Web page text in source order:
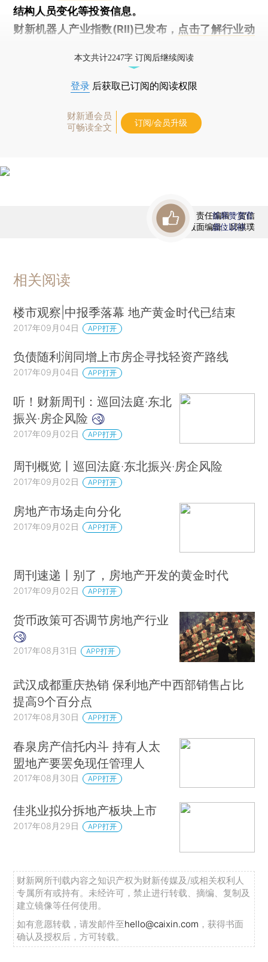
结构人员变化等投资信息。
财新机器人产业指数(RII)已发布， 点击了解行业动
本文共计2247字 订阅后继续阅读
登录 后获取已订阅的阅读权限
财新通会员
可畅读全文
订阅/会员升级
责任编辑：贺信
版面编辑：邱祺璞
首席赞赏官
虚位以待
相关阅读
楼市观察|中报季落幕 地产黄金时代已结束
2017年09月04日 APP打开
负债随利润同增上市房企寻找轻资产路线
2017年09月04日 APP打开
听！财新周刊：巡回法庭·东北
振兴·房企风险
2017年09月02日 APP打开
周刊概览丨巡回法庭·东北振兴·房企风险
2017年09月02日 APP打开
房地产市场走向分化
2017年09月02日 APP打开
周刊速递丨别了，房地产开发的黄金时代
2017年09月02日 APP打开
货币政策可否调节房地产行业
2017年08月31日 APP打开
武汉成都重庆热销 保利地产中西部销售占比
提高9个百分点
2017年08月30日 APP打开
春泉房产信托内斗 持有人太
盟地产要罢免现任管理人
2017年08月30日 APP打开
佳兆业拟分拆地产板块上市
2017年08月29日 APP打开
财新网所刊载内容之知识产权为财新传媒及/或相关权利人
专属所有或持有。未经许可，禁止进行转载、摘编、复制及
建立镜像等任何使用。
如有意愿转载，请发邮件至hello@caixin.com ，获得书面
确认及授权后，方可转载。